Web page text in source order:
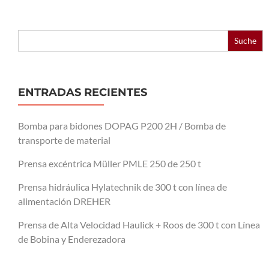
Buscar:
ENTRADAS RECIENTES
Bomba para bidones DOPAG P200 2H / Bomba de
transporte de material
Prensa excéntrica Müller PMLE 250 de 250 t
Prensa hidráulica Hylatechnik de 300 t con línea de
alimentación DREHER
Prensa de Alta Velocidad Haulick + Roos de 300 t con Línea
de Bobina y Enderezadora